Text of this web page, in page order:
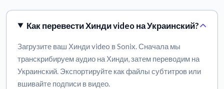
Как перевести Хинди video на Украинский?
Загрузите ваш Хинди video в Sonix. Сначала мы
транскрибируем аудио на Хинди, затем переводим на
Украинский. Экспортируйте как файлы субтитров или
вшивайте подписи в видео.